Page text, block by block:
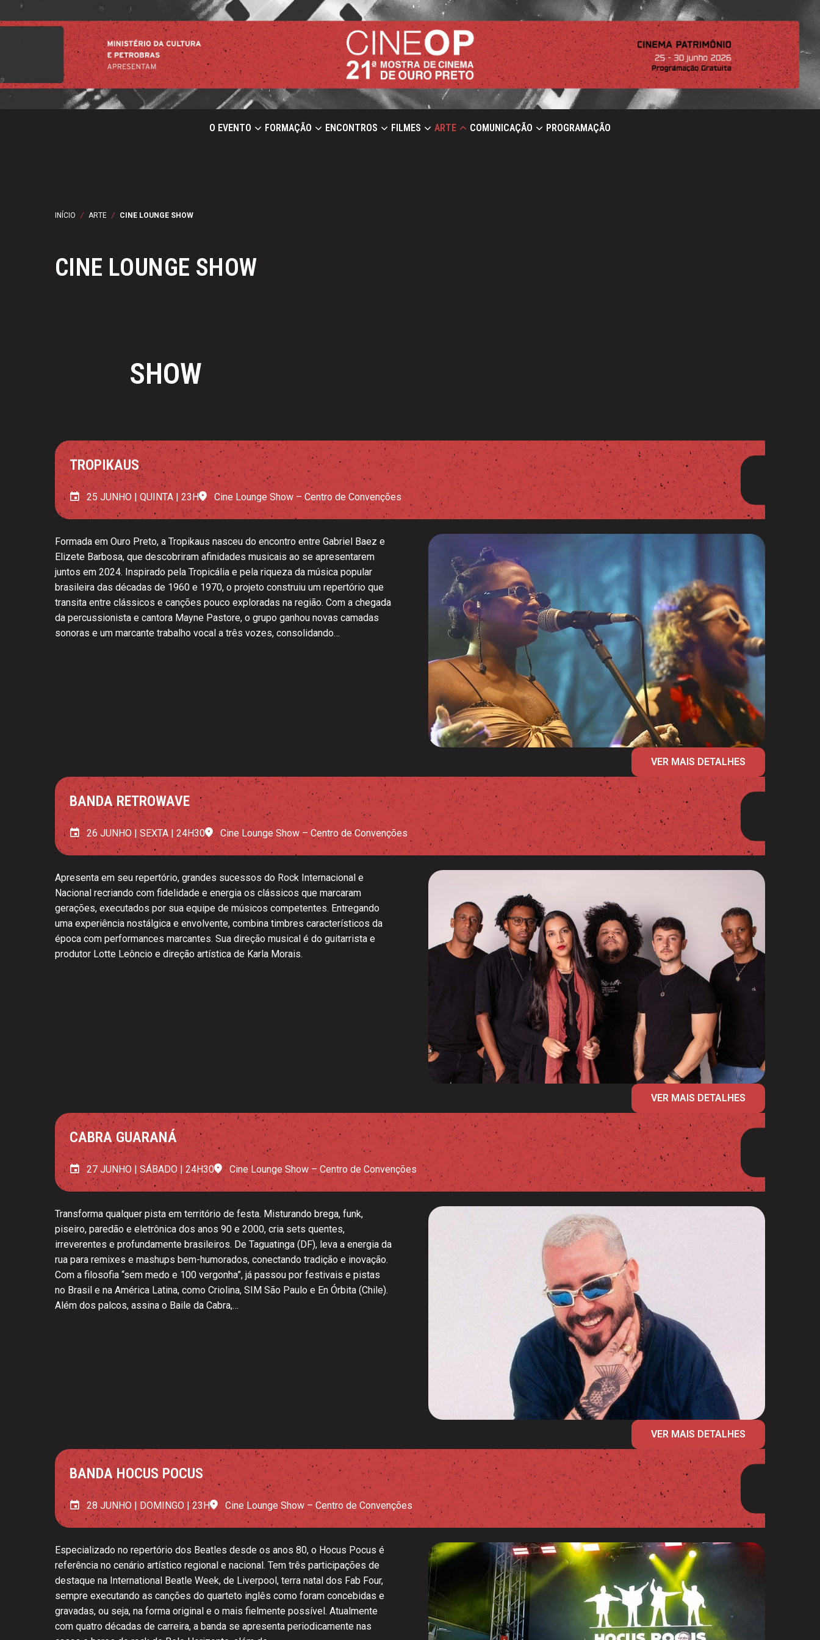
O EVENTO FORMAÇÃO ENCONTROS FILMES ARTE COMUNICAÇÃO PROGRAMAÇÃO
INÍCIO / ARTE / CINE LOUNGE SHOW
CINE LOUNGE SHOW
SHOW
TROPIKAUS
25 JUNHO | QUINTA | 23H Cine Lounge Show – Centro de Convenções
Formada em Ouro Preto, a Tropikaus nasceu do encontro entre Gabriel Baez e
Elizete Barbosa, que descobriram afinidades musicais ao se apresentarem
juntos em 2024. Inspirado pela Tropicália e pela riqueza da música popular
brasileira das décadas de 1960 e 1970, o projeto construiu um repertório que
transita entre clássicos e canções pouco exploradas na região. Com a chegada
da percussionista e cantora Mayne Pastore, o grupo ganhou novas camadas
sonoras e um marcante trabalho vocal a três vozes, consolidando…
VER MAIS DETALHES
BANDA RETROWAVE
26 JUNHO | SEXTA | 24H30 Cine Lounge Show – Centro de Convenções
Apresenta em seu repertório, grandes sucessos do Rock Internacional e
Nacional recriando com fidelidade e energia os clássicos que marcaram
gerações, executados por sua equipe de músicos competentes. Entregando
uma experiência nostálgica e envolvente, combina timbres característicos da
época com performances marcantes. Sua direção musical é do guitarrista e
produtor Lotte Leôncio e direção artística de Karla Morais.
VER MAIS DETALHES
CABRA GUARANÁ
27 JUNHO | SÁBADO | 24H30 Cine Lounge Show – Centro de Convenções
Transforma qualquer pista em território de festa. Misturando brega, funk,
piseiro, paredão e eletrônica dos anos 90 e 2000, cria sets quentes,
irreverentes e profundamente brasileiros. De Taguatinga (DF), leva a energia da
rua para remixes e mashups bem-humorados, conectando tradição e inovação.
Com a filosofia “sem medo e 100 vergonha”, já passou por festivais e pistas
no Brasil e na América Latina, como Criolina, SIM São Paulo e En Órbita (Chile).
Além dos palcos, assina o Baile da Cabra,…
VER MAIS DETALHES
BANDA HOCUS POCUS
28 JUNHO | DOMINGO | 23H Cine Lounge Show – Centro de Convenções
Especializado no repertório dos Beatles desde os anos 80, o Hocus Pocus é
referência no cenário artístico regional e nacional. Tem três participações de
destaque na International Beatle Week, de Liverpool, terra natal dos Fab Four,
sempre executando as canções do quarteto inglês como foram concebidas e
gravadas, ou seja, na forma original e o mais fielmente possível. Atualmente
com quatro décadas de carreira, a banda se apresenta periodicamente nas